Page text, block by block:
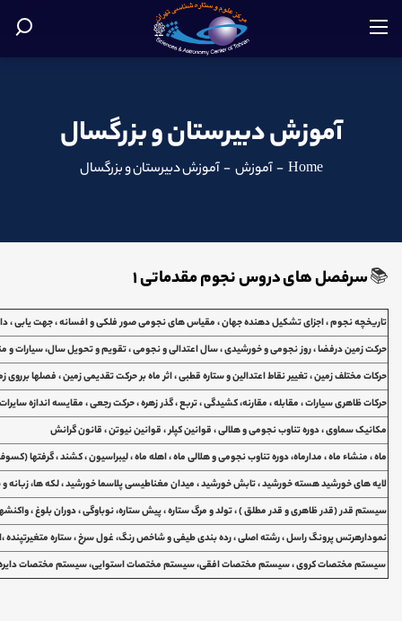
آموزش دبیرستان و بزرگسال
Home
- آموزش - آموزش دبیرستان و بزرگسال
📚سرفصل های دروس نجوم مقدماتی 1
تاریخچه نجوم ، اجزای تشکیل دهنده جهان ، مقیاس های نجومی صور فلکی و افسانه ، جهت یابی ،
حرکت زمین درفضا ، روز نجومی و خورشیدی ، سال اعتدالی و نجومی ، تقویم و تحویل سال، سیارات
حرکات مختلف زمین ، تغییر نقاط اعتدالین و ستاره قطبی ، اثر ماه بر حرکت تقدیمی زمین ، فصلها برروی
حرکات ظاهری سیارات ، مقابله ، مقارنه، کشیدگی ، تربع ، گذر زهره ، حرکت رجعی ، مقایسه اندازه
مکانیک سماوی ، دوره تناوب نجومی و هلالی ، قوانین کپلر ، قوانین نیوتن ، قانون گرانش
ماه ، منشاء ماه ، مدارماه، دوره تناوب نجومی و هلالی ماه ، اهله ماه ، لیبراسیون ، کشند ، گرفتها
لایه های خورشید هسته خورشید ، تابش خورشید ، میدان مغناطیسی پلاسما خورشید ، لکه ها، زبانه
سیستم قدر (قدر ظاهری و قدر مطلق ) ، تولد و مرگ ستاره ، پیش ستاره، نوباوگی ، دوران بلوغ ،
نمودارهرتس پرونگ راسل ، رشته اصلی ، رده بندی طیفی و شاخص رنگ، غول سرخ ، ستاره متغیرتپنده
سیستم مختصات کروی ، سیستم مختصات افقی، سیستم مختصات استوایی، سیستم مختصات